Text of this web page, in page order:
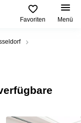
Favoriten Menü